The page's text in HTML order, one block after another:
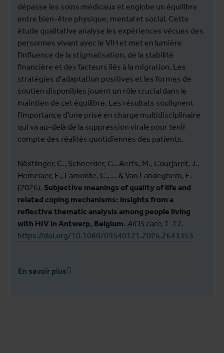
dépasse les soins médicaux et englobe un équilibre
entre bien-être physique, mental et social. Cette
étude qualitative analyse les expériences vécues des
personnes vivant avec le VIH et met en lumière
l'influence de la stigmatisation, de la stabilité
financière et des facteurs liés à la migration. Les
stratégies d'adaptation positives et les formes de
soutien disponibles jouent un rôle crucial dans le
maintien de cet équilibre. Les résultats soulignent
l'importance d'une prise en charge multidisciplinaire
qui va au-delà de la suppression virale pour tenir
compte des réalités quotidiennes des patients.
Nöstlinger, C., Scheerder, G., Aerts, M., Courjaret, J.,
Hemelaer, E., Lamonte, C., ... & Van Landeghem, E.
(2026). Subjective meanings of quality of life and
related coping mechanisms: insights from a
reflective thematic analysis among people living
with HIV in Antwerp, Belgium. AIDS care, 1-17.
https://doi.org/10.1080/09540121.2026.2643353
En savoir plus